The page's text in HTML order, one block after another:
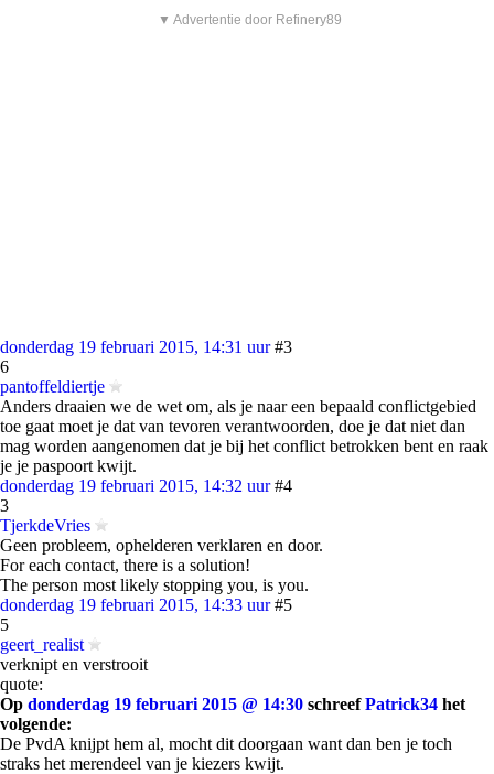
▼ Advertentie door Refinery89
donderdag 19 februari 2015, 14:31 uur #3
6
pantoffeldiertje
Anders draaien we de wet om, als je naar een bepaald conflictgebied
toe gaat moet je dat van tevoren verantwoorden, doe je dat niet dan
mag worden aangenomen dat je bij het conflict betrokken bent en raak
je je paspoort kwijt.
donderdag 19 februari 2015, 14:32 uur #4
3
TjerkdeVries
Geen probleem, ophelderen verklaren en door.
For each contact, there is a solution!
The person most likely stopping you, is you.
donderdag 19 februari 2015, 14:33 uur #5
5
geert_realist
verknipt en verstrooit
quote:
Op donderdag 19 februari 2015 @ 14:30 schreefPatrick34 het
volgende:
De PvdA knijpt hem al, mocht dit doorgaan want dan ben je toch
straks het merendeel van je kiezers kwijt.